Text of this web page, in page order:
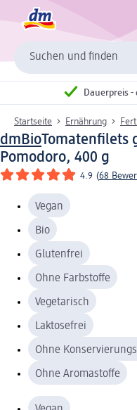
Suchen und finden
Dauerpreis
Startseite Ernährung
dmBioTomatenfilets
Pomodoro, 400 g
4.9 (68
Vegan
Bio
Glutenfrei
Ohne Farbstoffe
Vegetarisch
Laktosefrei
Ohne
Ohne Aromastoffe